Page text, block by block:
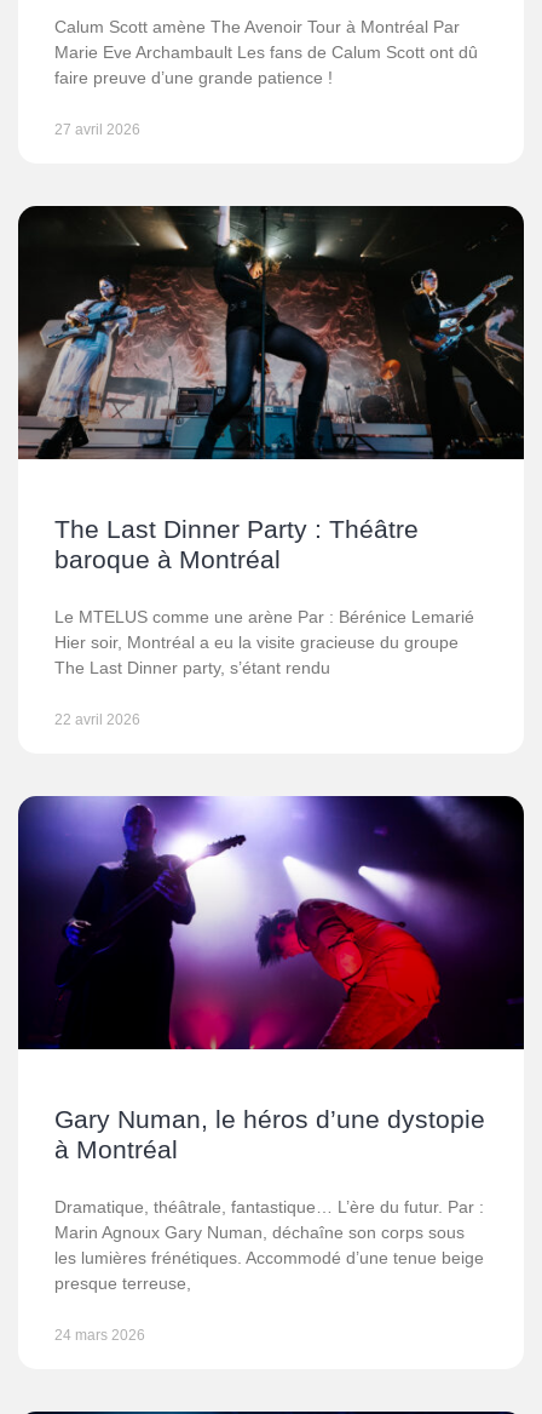
Calum Scott amène The Avenoir Tour à Montréal Par
Marie Eve Archambault Les fans de Calum Scott ont dû
faire preuve d’une grande patience !
27 avril 2026
The Last Dinner Party : Théâtre
baroque à Montréal
Le MTELUS comme une arène Par : Bérénice Lemarié
Hier soir, Montréal a eu la visite gracieuse du groupe
The Last Dinner party, s’étant rendu
22 avril 2026
Gary Numan, le héros d’une dystopie
à Montréal
Dramatique, théâtrale, fantastique… L’ère du futur. Par :
Marin Agnoux Gary Numan, déchaîne son corps sous
les lumières frénétiques. Accommodé d’une tenue beige
presque terreuse,
24 mars 2026